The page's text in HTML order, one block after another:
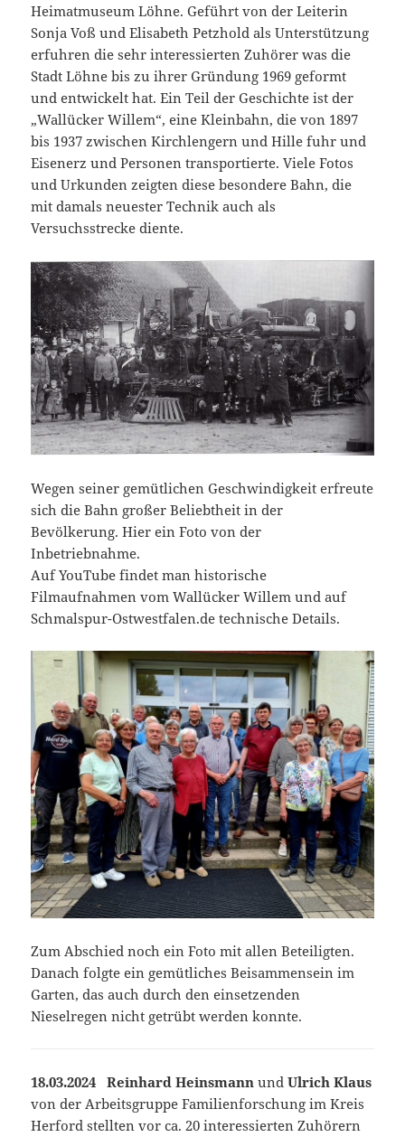
Heimatmuseum Löhne. Geführt von der Leiterin
Sonja Voß und Elisabeth Petzhold als Unterstützung
erfuhren die sehr interessierten Zuhörer was die
Stadt Löhne bis zu ihrer Gründung 1969 geformt
und entwickelt hat. Ein Teil der Geschichte ist der
„Wallücker Willem“, eine Kleinbahn, die von 1897
bis 1937 zwischen Kirchlengern und Hille fuhr und
Eisenerz und Personen transportierte. Viele Fotos
und Urkunden zeigten diese besondere Bahn, die
mit damals neuester Technik auch als
Versuchsstrecke diente.
Wegen seiner gemütlichen Geschwindigkeit erfreute
sich die Bahn großer Beliebtheit in der
Bevölkerung. Hier ein Foto von der
Inbetriebnahme.
Auf YouTube findet man historische
Filmaufnahmen vom Wallücker Willem und auf
Schmalspur-Ostwestfalen.de technische Details.
Zum Abschied noch ein Foto mit allen Beteiligten.
Danach folgte ein gemütliches Beisammensein im
Garten, das auch durch den einsetzenden
Nieselregen nicht getrübt werden konnte.
18.03.2024Reinhard HeinsmannundUlrich Klaus
von der Arbeitsgruppe Familienforschung im Kreis
Herford stellten vor ca. 20 interessierten Zuhörern